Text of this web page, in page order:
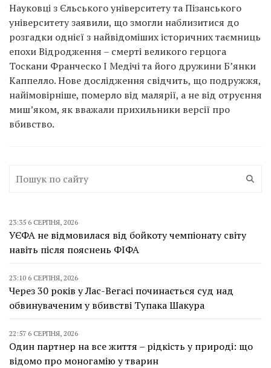
Науковці з Єльського університету та Пізанського
університету заявили, що змогли наблизитися до
розгадки однієї з найвідоміших історичних таємниць
епохи Відродження – смерті великого герцога
Тоскани Франческо I Медічі та його дружини Б’янки
Каппелло. Нове дослідження свідчить, що подружжя,
найімовірніше, померло від малярії, а не від отруєння
миш’яком, як вважали прихильники версії про
вбивство.
23:35 6 СЕРПНЯ, 2026
УЄФА не відмовилася від бойкоту чемпіонату світу
навіть після пояснень ФІФА
23:10 6 СЕРПНЯ, 2026
Через 30 років у Лас-Вегасі починається суд над
обвинуваченим у вбивстві Тупака Шакура
22:57 6 СЕРПНЯ, 2026
Один партнер на все життя – рідкість у природі: що
відомо про моногамію у тварин